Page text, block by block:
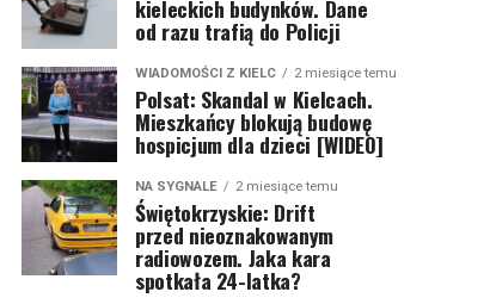
kieleckich budynków. Dane
od razu trafią do Policji
WIADOMOŚCI Z KIELC 2 miesiące temu
Polsat: Skandal w Kielcach.
Mieszkańcy blokują budowę
hospicjum dla dzieci [WIDEO]
NA SYGNALE 2 miesiące temu
Świętokrzyskie: Drift
przed nieoznakowanym
radiowozem. Jaka kara
spotkała 24-latka?